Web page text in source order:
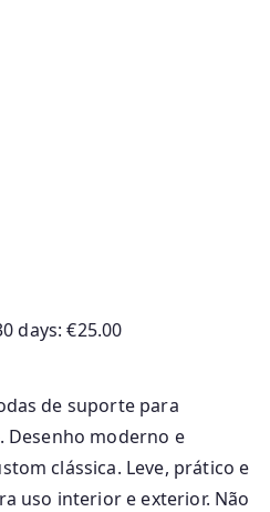
days:€25.00
de suporte para
Desenho moderno e
clássica. Leve, prático e
uso interior e exterior. Não